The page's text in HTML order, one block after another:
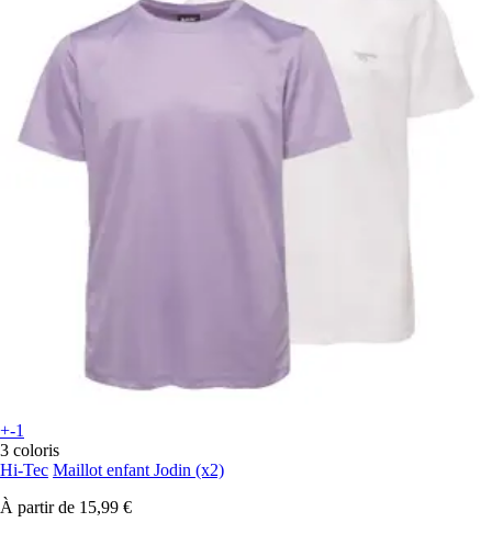
+-1
3 coloris
Hi-Tec Maillot enfant Jodin (x2)
À partir de 15,99 €